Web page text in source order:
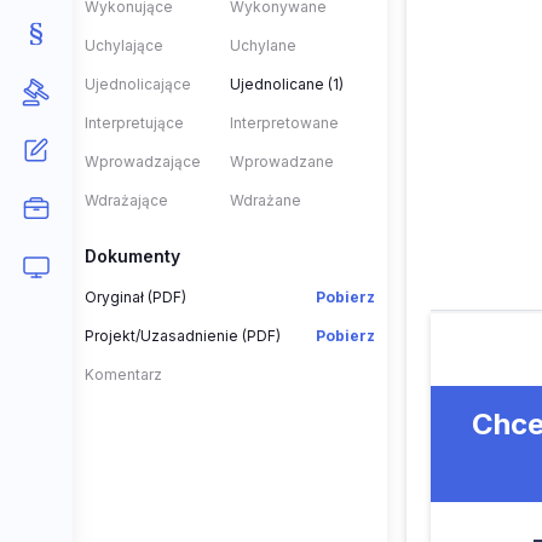
Wykonujące Wykonywane
Uchylające Uchylane
Ujednolicające Ujednolicane (1)
Interpretujące Interpretowane
Wprowadzające Wprowadzane
Wdrażające Wdrażane
Dokumenty
Oryginał (PDF) Pobierz
Projekt/Uzasadnienie (PDF) Pobierz
Komentarz